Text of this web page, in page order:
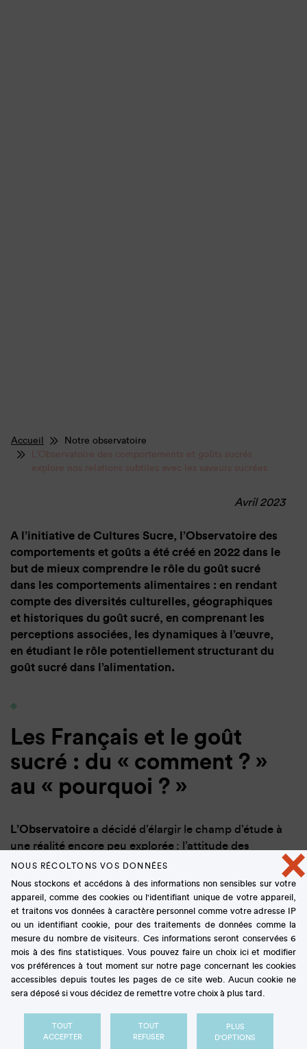
Accueil
Notre observatoire
L’Observatoire des comportements et goûts sucrés
explore nos relations subtiles avec les saveurs sucrées
Avril 2023
A l’initiative de Cultures Sucre, l’Observatoire des
comportements et goûts a été créé en 2022 dans le
but de mieux comprendre le rôle du goût sucré
dans les comportements alimentaires : en rendant
compte des diversités culturelles, géographiques
et historiques du goût sucré, en comprenant les
perceptions associées, les dynamiques à l’œuvre,
en étudiant le rôle potentiellement structurant du
goût sucré dans l’alimentation.
Les Français et le goût
sucré : du « comment ? »
au « pourquoi ? »
L’Observatoire a décidé d’élargir le champ d’étude à
une réalité encore peu explorée : l’attitude des
consommateurs face à la diversité
complexité de ces goûts sucrés
qui peuvent se
retrouver dans des aliments diversifiés : lait, fruits,
miel et autres produits sucrants…
Lesaxes de recherches principaux de l’Observatoire
autour des goûts sucrés sont :
La diversité : des perceptions et des représentations
associées aux goûts sucrés
occasions sociales, les traditions
Leurs interactions : avec les comportements
×
NOUS RÉCOLTONS VOS DONNÉES
Nous stockons et accédons à des informations non sensibles sur votre
appareil, comme des cookies ou l'identifiant unique de votre appareil,
et traitons vos données à caractère personnel comme votre adresse IP
ou un identifiant cookie, pour des traitements de données comme la
mesure du nombre de visiteurs. Ces informations seront conservées 6
mois à des fins statistiques. Vous pouvez faire un choix ici et modifier
vos préférences à tout moment sur notre page concernant les cookies
accessibles depuis toutes les pages de ce site web. Aucun cookie ne
sera déposé si vous décidez de remettre votre choix à plus tard.
TOUT
ACCEPTER
TOUT
REFUSER
PLUS
D'OPTIONS